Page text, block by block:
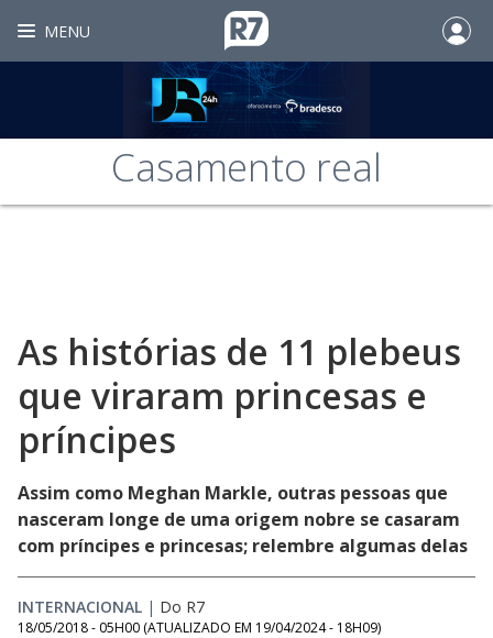
MENU
Casamento real
As histórias de 11 plebeus
que viraram princesas e
príncipes
Assim como Meghan Markle, outras pessoas que
nasceram longe de uma origem nobre se casaram
com príncipes e princesas; relembre algumas delas
INTERNACIONAL | Do R7
18/05/2018 - 05H00 (ATUALIZADO EM 19/04/2024 - 18H09)